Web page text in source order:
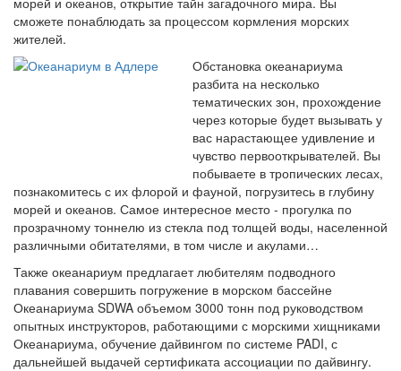
сможете понаблюдать за процессом кормления морских
жителей.
Обстановка океанариума
разбита на несколько
тематических зон, прохождение
через которые будет вызывать у
вас нарастающее удивление и
чувство первооткрывателей. Вы
побываете в тропических лесах,
познакомитесь с их флорой и фауной, погрузитесь в глубину
морей и океанов. Самое интересное место - прогулка по
прозрачному тоннелю из стекла под толщей воды, населенной
различными обитателями, в том числе и акулами…
Также океанариум предлагает любителям подводного
плавания совершить погружение в морском бассейне
Океанариума SDWA объемом 3000 тонн под руководством
опытных инструкторов, работающими с морскими хищниками
Океанариума, обучение дайвингом по системе PADI, с
дальнейшей выдачей сертификата ассоциации по дайвингу.